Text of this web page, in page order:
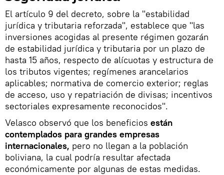
El artículo 9 del decreto, sobre la "estabilidad
jurídica y tributaria reforzada", establece que "las
inversiones acogidas al presente régimen gozarán
de estabilidad jurídica y tributaria por un plazo de
hasta 15 años, respecto de alícuotas y estructura de
los tributos vigentes; regímenes arancelarios
aplicables; normativa de comercio exterior; reglas
de acceso, uso y repatriación de divisas; incentivos
sectoriales expresamente reconocidos".
Velasco observó que los beneficios están
contemplados para grandes empresas
internacionales, pero no llegan a la población
boliviana, la cual podría resultar afectada
económicamente por algunas de estas medidas.